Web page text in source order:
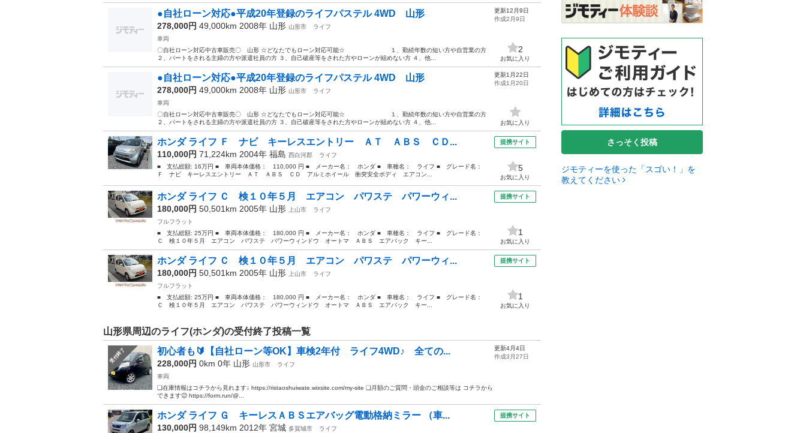
●自社ローン対応●平成20年登録のライフパステル 4WD 山形
278,000円 49,000km 2008年 山形 山形市
ライフ
車両
〇自社ローン対応中古車販売〇 山形 ☆どなたでもローン対応可能☆ １、勤続年数の短い方や自営業の方
２、パートをされる主婦の方や派遣社員の方 ３、自己破産等をされた方やローンが組めない方 ４、他...
更新12月9日
作成2月9日
2
お気に入り
●自社ローン対応●平成20年登録のライフパステル 4WD 山形
278,000円 49,000km 2008年 山形 山形市
ライフ
車両
〇自社ローン対応中古車販売〇 山形 ☆どなたでもローン対応可能☆ １、勤続年数の短い方や自営業の方
２、パートをされる主婦の方や派遣社員の方 ３、自己破産等をされた方やローンが組めない方 ４、他...
更新1月22日
作成1月20日
お気に入り
ホンダ ライフ Ｆ ナビ キーレスエントリー ＡＴ ＡＢＳ ＣＤ...
110,000円 71,224km 2004年 福島 西白河郡
ライフ
■ 支払総額: 16万円 ■ 車両本体価格： 110,000 円 ■ メーカー名： ホンダ ■ 車種名： ライフ ■ グレード名：
Ｆ ナビ キーレスエントリー ＡＴ ＡＢＳ ＣＤ アルミホイール 衝突安全ボディ エアコン...
提携サイト
5
お気に入り
ホンダ ライフ Ｃ 検１０年５月 エアコン パワステ パワーウィ...
180,000円 50,501km 2005年 山形 上山市
ライフ
フルフラット
■ 支払総額: 25万円 ■ 車両本体価格： 180,000 円 ■ メーカー名： ホンダ ■ 車種名： ライフ ■ グレード名：
Ｃ 検１０年５月 エアコン パワステ パワーウィンドウ オートマ ＡＢＳ エアバック キー...
提携サイト
1
お気に入り
ホンダ ライフ Ｃ 検１０年５月 エアコン パワステ パワーウィ...
180,000円 50,501km 2005年 山形 上山市
ライフ
フルフラット
■ 支払総額: 25万円 ■ 車両本体価格： 180,000 円 ■ メーカー名： ホンダ ■ 車種名： ライフ ■ グレード名：
Ｃ 検１０年５月 エアコン パワステ パワーウィンドウ オートマ ＡＢＳ エアバック キー...
提携サイト
1
お気に入り
山形県周辺のライフ(ホンダ)の受付終了投稿一覧
受付終了 初心者も🔰【自社ローン等OK】車検2年付 ライフ4WD♪ 全ての...
228,000円 0km 0年 山形 山形市
ライフ
車両
❏在庫情報はコチラから見れます↓ https://ristaoshuiwate.wixsite.com/my-site ❏月額のご質問・頭金のご相談等は コチラから
できます😉 https://form.run/@...
更新4月4日
作成3月27日
ホンダ ライフ Ｇ キーレスＡＢＳエアバッグ電動格納ミラー （車...
130,000円 98,149km 2012年 宮城 多賀城市
ライフ
提携サイト
さっそく投稿
ジモティーを使った「スゴい！」を
教えてください